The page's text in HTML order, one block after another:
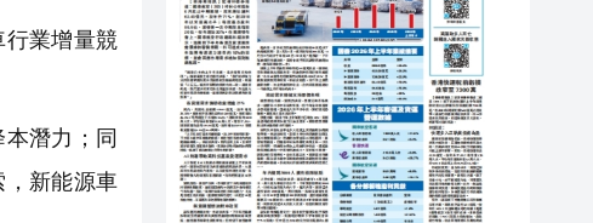
業增量競
潛力；同
，新能源車